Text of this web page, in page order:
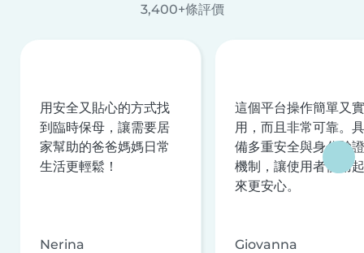
3,400+條評價
用安全又貼心的方式找
到臨時保母，讓需要居
家幫助的爸爸媽媽日常
生活更輕鬆！
Nerina
這個平台操作簡單又實
用，而且非常可靠。具
備多重安全與身分驗證
機制，讓使用者使用起
來更安心。
Giovanna